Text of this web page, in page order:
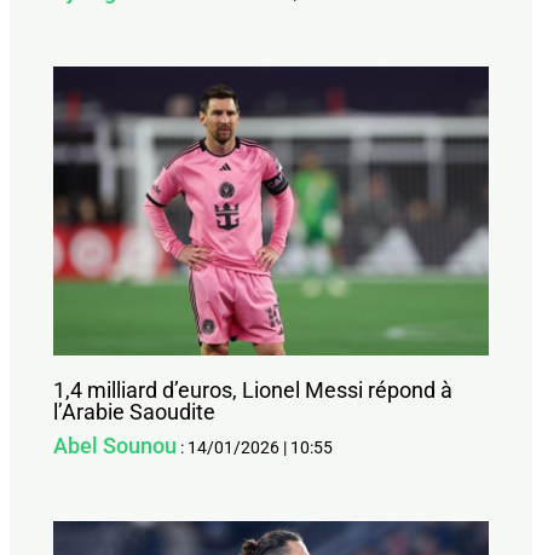
1,4 milliard d’euros, Lionel Messi répond à
l’Arabie Saoudite
Abel Sounou : 14/01/2026 | 10:55